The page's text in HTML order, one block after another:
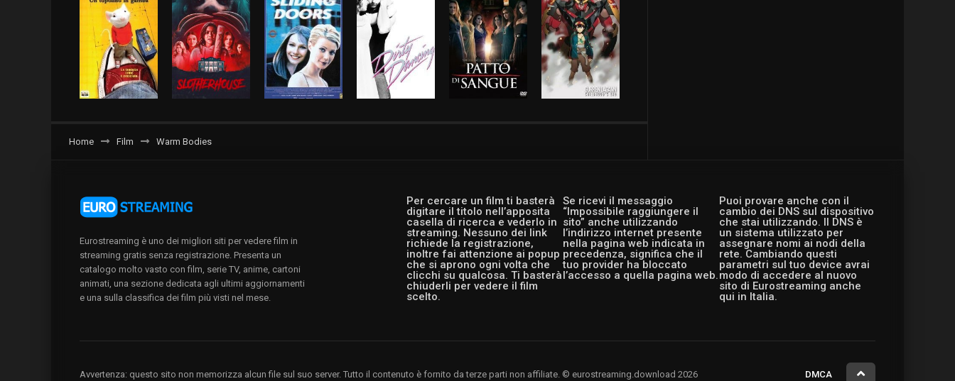
Home Film Warm Bodies
Per cercare un film ti basterà
digitare il titolo nell’apposita
casella di ricerca e vederlo in
streaming. Nessuno dei link
richiede la registrazione,
inoltre fai attenzione ai popup
che si aprono ogni volta che
clicchi su qualcosa. Ti basterà
chiuderli per vedere il film
scelto.
Se ricevi il messaggio
“Impossibile raggiungere il
sito” anche utilizzando
l’indirizzo internet presente
nella pagina web indicata in
precedenza, significa che il
tuo provider ha bloccato
l’accesso a quella pagina web.
Puoi provare anche con il
cambio dei DNS sul dispositivo
che stai utilizzando. Il DNS è
un sistema utilizzato per
assegnare nomi ai nodi della
rete. Cambiando questi
parametri sul tuo device avrai
modo di accedere al nuovo
sito di Eurostreaming anche
qui in Italia.
Eurostreaming è uno dei migliori siti per vedere film in
streaming gratis senza registrazione. Presenta un
catalogo molto vasto con film, serie TV, anime, cartoni
animati, una sezione dedicata agli ultimi aggiornamenti
e una sulla classifica dei film più visti nel mese.
Avvertenza: questo sito non memorizza alcun file sul suo server. Tutto il contenuto è fornito da terze parti non affiliate. © eurostreaming.download 2026 DMCA